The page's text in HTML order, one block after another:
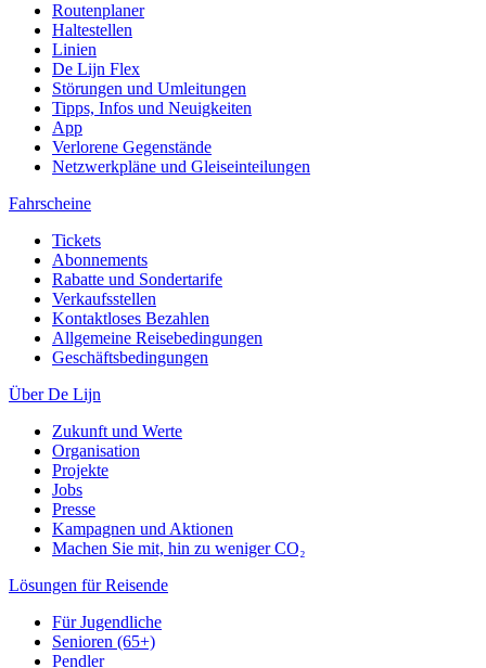
Routenplaner
Haltestellen
Linien
De Lijn Flex
Störungen und Umleitungen
Tipps, Infos und Neuigkeiten
App
Verlorene Gegenstände
Netzwerkpläne und Gleiseinteilungen
Fahrscheine
Tickets
Abonnements
Rabatte und Sondertarife
Verkaufsstellen
Kontaktloses Bezahlen
Allgemeine Reisebedingungen
Geschäftsbedingungen
Über De Lijn
Zukunft und Werte
Organisation
Projekte
Jobs
Presse
Kampagnen und Aktionen
Machen Sie mit, hin zu weniger CO₂
Lösungen für Reisende
Für Jugendliche
Senioren (65+)
Pendler